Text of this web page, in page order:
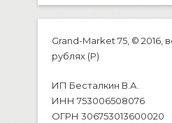
Grand-Market 75, © 2016,
рублях (P)
ИП Бесталкин В.А.
ИНН 753006508076
ОГРН 306753013600020